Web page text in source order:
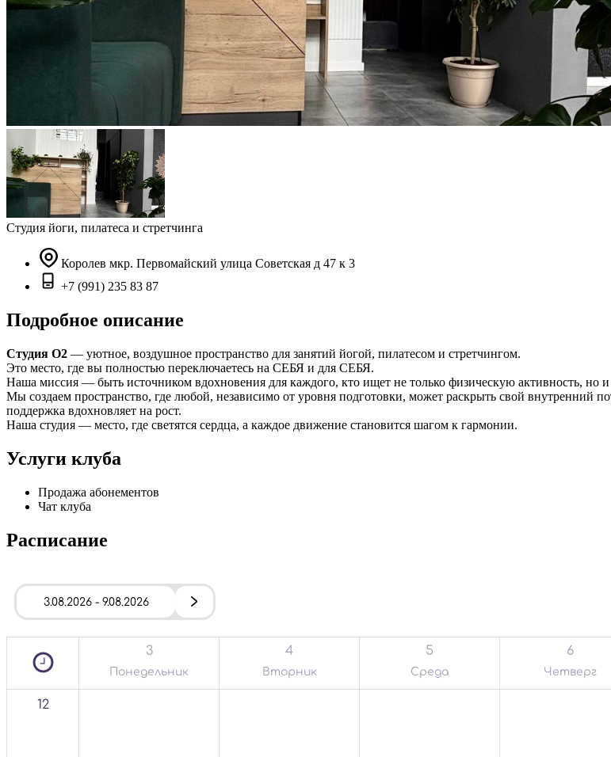
Студия йоги, пилатеса и стретчинга
Королев мкр. Первомайский улица Советская д 47 к 3
+7 (991) 235 83 87
Подробное описание
Студия О2 — уютное, воздушное пространство для занятий йогой, пилатесом и стретчингом.
Это место, где вы полностью переключаетесь на СЕБЯ и для СЕБЯ.
Наша миссия — быть источником вдохновения для каждого, кто ищет не только физическую активность, но и
Мы создаем пространство, где любой, независимо от уровня подготовки, может раскрыть свой внутренний
поддержка вдохновляет на рост.
Наша студия — место, где светятся сердца, а каждое движение становится шагом к гармонии.
Услуги клуба
Продажа абонементов
Чат клуба
Расписание